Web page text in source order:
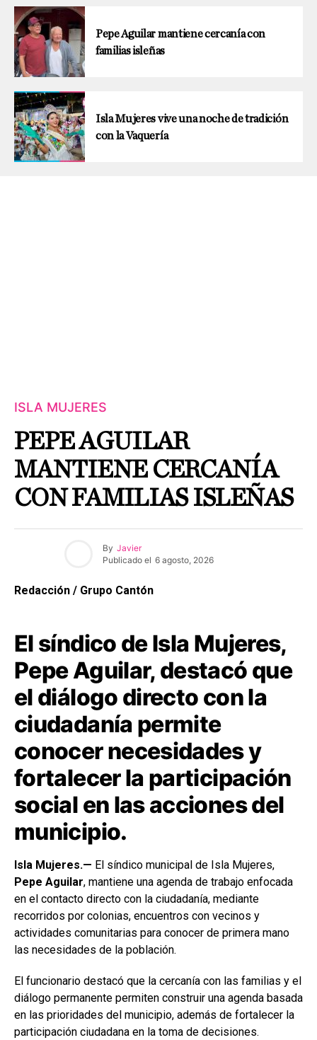
Pepe Aguilar mantiene cercanía con
familias isleñas
Isla Mujeres vive una noche de tradición
con la Vaquería
ISLA MUJERES
PEPE AGUILAR
MANTIENE CERCANÍA
CON FAMILIAS ISLEÑAS
By Javier
Publicado el 6 agosto, 2026
Redacción / Grupo Cantón
El síndico de Isla Mujeres,
Pepe Aguilar, destacó que
el diálogo directo con la
ciudadanía permite
conocer necesidades y
fortalecer la participación
social en las acciones del
municipio.
Isla Mujeres.— El síndico municipal de Isla Mujeres,
Pepe Aguilar, mantiene una agenda de trabajo enfocada
en el contacto directo con la ciudadanía, mediante
recorridos por colonias, encuentros con vecinos y
actividades comunitarias para conocer de primera mano
las necesidades de la población.
El funcionario destacó que la cercanía con las familias y el
diálogo permanente permiten construir una agenda basada
en las prioridades del municipio, además de fortalecer la
participación ciudadana en la toma de decisiones.